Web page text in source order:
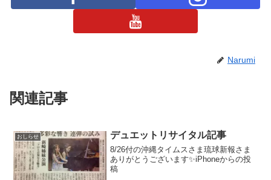
Narumi
関連記事
おしらせ デュエットリサイタル記事
8/26付の沖縄タイムスさま琉球新報さま
ありがとうございます✨iPhoneからの投
稿